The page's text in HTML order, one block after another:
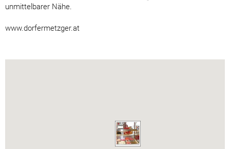
unmittelbarer Nähe.
www.dorfermetzger.at